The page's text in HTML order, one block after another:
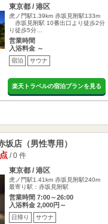
東京都 / 港区
虎ノ門駅1.39km 赤坂見附駅133m
赤坂見附駅 10番出口より徒歩2
り徒歩5分…
営業時間
入浴料金 ～
宿泊 サウナ
楽天トラベルの宿泊プランを見る
坂店（男性専用）
/ 0 件
東京都 / 港区
虎ノ門駅1.41km 赤坂見附駅240m
最寄り駅：赤坂見附駅
営業時間 7:00～26:00
入浴料金 2,000円～
日帰り サウナ